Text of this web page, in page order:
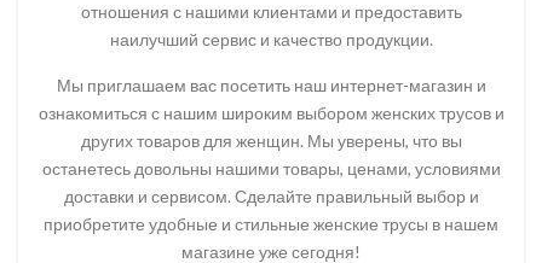
отношения с нашими клиентами и предоставить
наилучший сервис и качество продукции.
Мы приглашаем вас посетить наш интернет-магазин и
ознакомиться с нашим широким выбором женских трусов и
других товаров для женщин. Мы уверены, что вы
останетесь довольны нашими товары, ценами, условиями
доставки и сервисом. Сделайте правильный выбор и
приобретите удобные и стильные женские трусы в нашем
магазине уже сегодня!